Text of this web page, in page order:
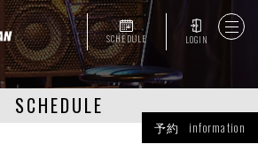
SCHEDULE LOGIN
SCHEDULE
予約 information